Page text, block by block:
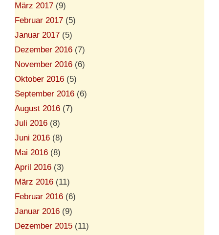
März 2017 (9)
Februar 2017 (5)
Januar 2017 (5)
Dezember 2016 (7)
November 2016 (6)
Oktober 2016 (5)
September 2016 (6)
August 2016 (7)
Juli 2016 (8)
Juni 2016 (8)
Mai 2016 (8)
April 2016 (3)
März 2016 (11)
Februar 2016 (6)
Januar 2016 (9)
Dezember 2015 (11)